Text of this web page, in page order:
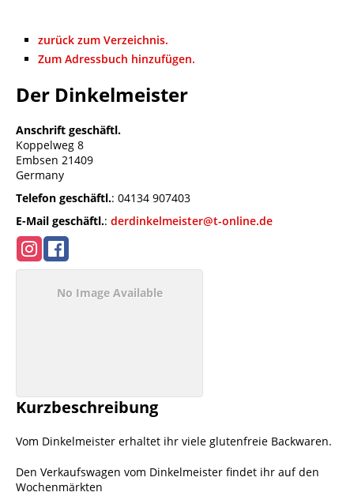
zurück zum Verzeichnis.
Zum Adressbuch hinzufügen.
Der Dinkelmeister
Anschrift geschäftl.
Koppelweg 8
Embsen 21409
Germany
Telefon geschäftl.: 04134 907403
E-Mail geschäftl.: derdinkelmeister@t-online.de
No Image Available
Kurzbeschreibung
Vom Dinkelmeister erhaltet ihr viele glutenfreie Backwaren.
Den Verkaufswagen vom Dinkelmeister findet ihr auf den
Wochenmärkten